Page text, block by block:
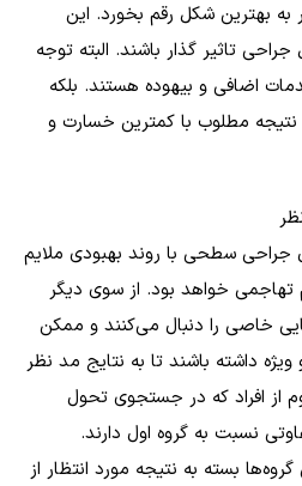
به بهترین شکل رقم بخورد. این
تاثیر گذار باشند. البته توجه
اضافی و بیهوده هستند. بلکه
مطلوب با کمترین خسارت و
جراحی سطحی با روند بهبودی ملایم
تهاجمی خواهد بود. از سوی دیگر
خاصی را دنبال می‌کنند و ممکن
داشته باشند تا به نتایج مد نظر
از افراد که در جستجوی تحول
نسبت به گروه اول دارند.
بسته به نتیجه مورد انتظار از